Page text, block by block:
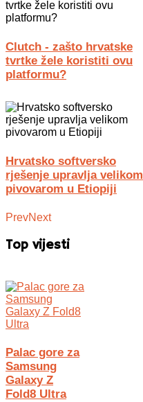
Clutch - zašto hrvatske
tvrtke žele koristiti ovu
platformu?
Hrvatsko softversko
rješenje upravlja velikom
pivovarom u Etiopiji
PrevNext
Top vijesti
Palac gore za
Samsung
Galaxy Z
Fold8 Ultra